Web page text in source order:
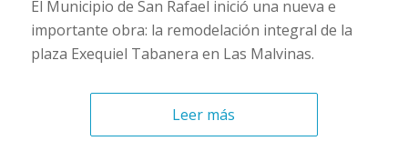
El Municipio de San Rafael inició una nueva e
importante obra: la remodelación integral de la
plaza Exequiel Tabanera en Las Malvinas.
Leer más